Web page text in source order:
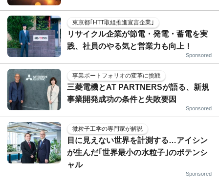
東京都｢HTT取組推進宣言企業｣
リサイクル企業が節電・発電・蓄電を実
践、社員のやる気と営業力も向上！
Sponsored
事業ポートフォリオの変革に挑戦
三菱電機とAT PARTNERSが語る、新規
事業開発成功の条件と失敗要因
Sponsored
微粒子工学の専門家が解説
目に見えない世界を計測する…アイシン
が生んだ｢世界最小の水粒子｣のポテンシ
ャル
Sponsored